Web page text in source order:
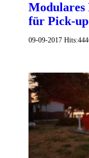
für Pick-
09-09-2017 Hits: